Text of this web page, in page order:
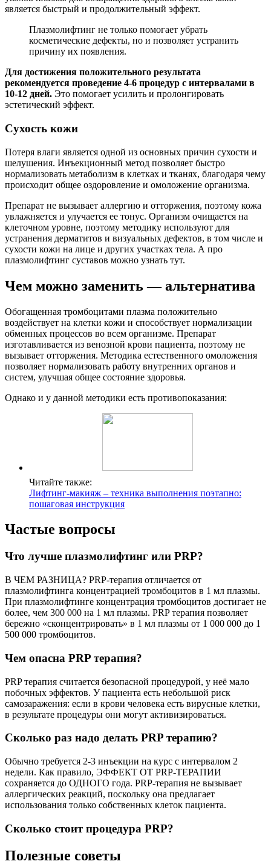
является быстрый и продолжительный эффект.
Плазмолифтинг не только помогает убрать
косметические дефекты, но и позволяет устранить
причину их появления.
Для достижения положительного результата
рекомендуется проведение 4-6 процедур с интервалами в
10-12 дней. Это помогает усилить и пролонгировать
эстетический эффект.
Сухость кожи
Потеря влаги является одной из основных причин сухости и
шелушения. Инъекционный метод позволяет быстро
нормализовать метаболизм в клетках и тканях, благодаря чему
происходит общее оздоровление и омоложение организма.
Препарат не вызывает аллергию и отторжения, поэтому кожа
увлажняется и улучается ее тонус. Организм очищается на
клеточном уровне, поэтому методику используют для
устранения дерматитов и визуальных дефектов, в том числе и
сухости кожи на лице и других участках тела. А про
плазмолифтинг суставов можно узнать тут.
Чем можно заменить — альтернатива
Обогащенная тромбоцитами плазма положительно
воздействует на клетки кожи и способствует нормализации
обменных процессов во всем организме. Препарат
изготавливается из венозной крови пациента, поэтому не
вызывает отторжения. Методика естественного омоложения
позволяет нормализовать работу внутренних органов и
систем, улучшая общее состояние здоровья.
Однако и у данной методики есть противопоказания:
Читайте также:
Лифтинг-макияж – техника выполнения поэтапно:
пошаговая инструкция
Частые вопросы
Что лучше плазмолифтинг или PRP?
В ЧЕМ РАЗНИЦА? PRP-терапия отличается от
плазмолифтинга концентрацией тромбоцитов в 1 мл плазмы.
При плазмолифтинге концентрация тромбоцитов достигает не
более, чем 300 000 на 1 мл плазмы. PRP терапия позволяет
бережно «сконцентрировать» в 1 мл плазмы от 1 000 000 до 1
500 000 тромбоцитов.
Чем опасна PRP терапия?
PRP терапия считается безопасной процедурой, у неё мало
побочных эффектов. У пациента есть небольшой риск
самозаражения: если в крови человека есть вирусные клетки,
в результате процедуры они могут активизироваться.
Сколько раз надо делать PRP терапию?
Обычно требуется 2-3 инъекции на курс с интервалом 2
недели. Как правило, ЭФФЕКТ ОТ PRP-ТЕРАПИИ
сохраняется до ОДНОГО года. PRP-терапия не вызывает
аллергических реакций, поскольку она предлагает
использования только собственных клеток пациента.
Сколько стоит процедура PRP?
Полезные советы